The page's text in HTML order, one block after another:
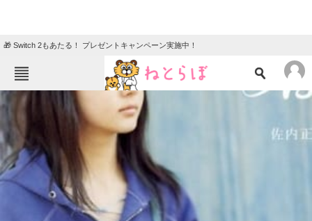
🎁 Switch 2もあたる！ プレゼントキャンペーン実施中！
ねとらぼメニュー
エンタメ
グルメ 地域
住まい 教育・育児